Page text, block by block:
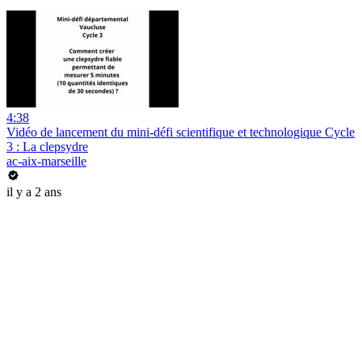
4:38
Vidéo de lancement du mini-défi scientifique et technologique Cycle
3 : La clepsydre
ac-aix-marseille
il y a 2 ans